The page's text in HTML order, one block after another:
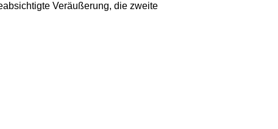
Veräußerung, die zweite